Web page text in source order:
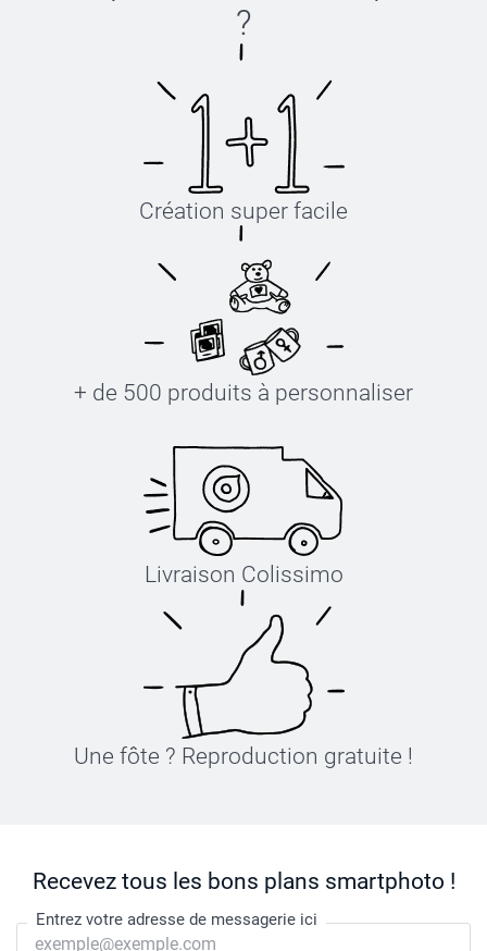
?
Création super facile
+ de 500 produits à personnaliser
Livraison Colissimo
Une fôte ? Reproduction gratuite !
Recevez tous les bons plans smartphoto !
Entrez votre adresse de messagerie ici